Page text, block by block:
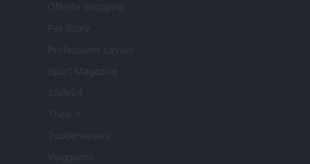
Offerte Shopping
Professione Lavoro
Sport Magazine
Style24
Think.it
Tuobenessere
Viaggiamo